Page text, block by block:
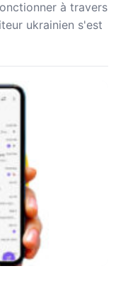
à travers
ukrainien s'est